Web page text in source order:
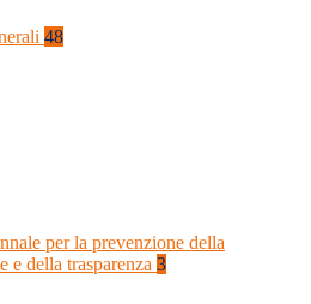
48
per la prevenzione della
e della trasparenza 3